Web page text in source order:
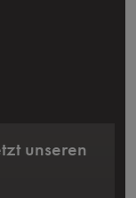
unseren